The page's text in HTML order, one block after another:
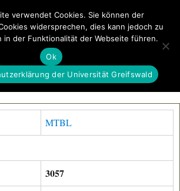
MENÜ
MTBL
3057
verwendet Cookies. Sie können der
widersprechen, dies kann jedoch zu
in der Funktionalität der Webseite führen.
Ok
der Universität Greifswald